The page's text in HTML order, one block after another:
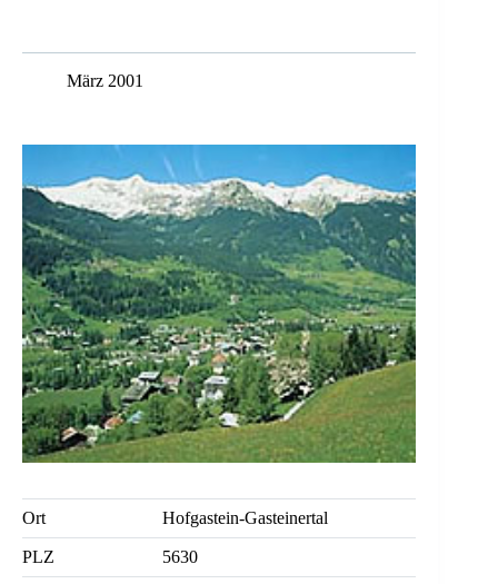
März 2001
Ort Hofgastein-Gasteinertal
PLZ 5630